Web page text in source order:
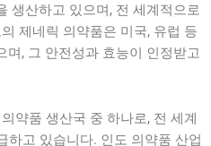
생산하고 있으며, 전 세계적으로
제네릭 의약품은 미국, 유럽 등
며, 그 안전성과 효능이 인정받고
약품 생산국 중 하나로, 전 세계
하고 있습니다. 인도 의약품 산업